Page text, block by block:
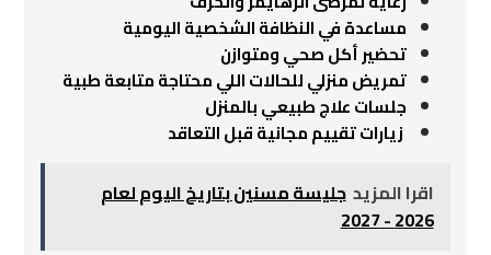
مساعدة في النظافة الشخصية اليومية
تحضير أكل صحي ومتوازن
تمريض منزلي للحالات اللي محتاجة متابعة طبية
جلسات علاج طبيعي بالمنزل
زيارات تقييم مجانية قبل التعاقد
اقرا المزيد جليسة مسنين بتاريخ اليوم لعام
2026 - 2027